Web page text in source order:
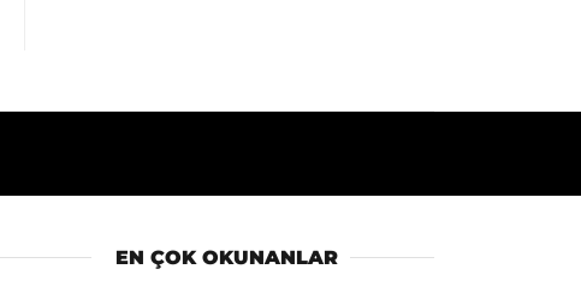
EN ÇOK OKUNANLAR